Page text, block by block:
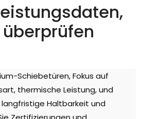
Schiebetüren, Fokus auf
thermische Leistung, und
Haltbarkeit und